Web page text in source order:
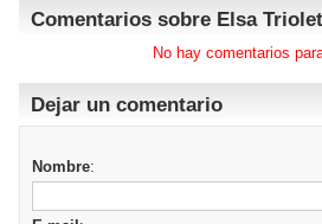
Comentarios sobre Elsa Triolet
No hay comentarios
Dejar un comentario
Nombre: